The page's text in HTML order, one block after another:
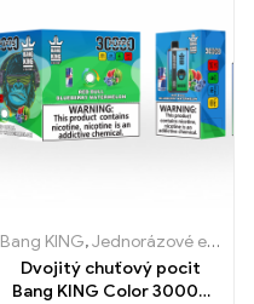
,
Bang KING,Jednorázové e-cigarety
Dvojitý chuťový pocit
Bang KING Color 30000